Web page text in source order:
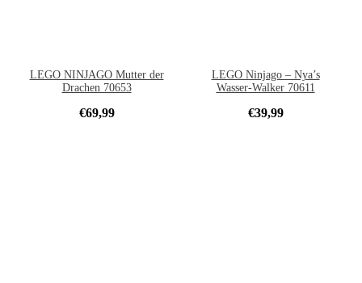
LEGO NINJAGO Mutter der
Drachen 70653
€69,99
LEGO Ninjago – Nya’s
Wasser-Walker 70611
€39,99